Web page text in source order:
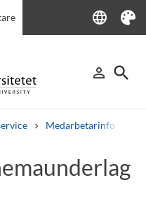
language
Language
Tema
person_outline
Logga in
search
Sök
Medarbetarinfo